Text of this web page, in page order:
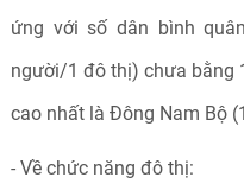
ứng với số dân bình
người/1 đô thị) chưa bằng
cao nhất là Đông Nam Bộ
- Về chức năng đô thị: